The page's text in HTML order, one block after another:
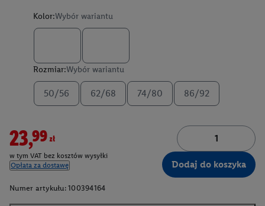
Kolor:Wybór wariantu
Rozmiar:Wybór wariantu
50/56 62/68 74/80 86/92
23,99zł
w tym VAT bez kosztów wysyłki
Opłata za dostawę
Dodaj do koszyka
Numer artykułu: 100394164